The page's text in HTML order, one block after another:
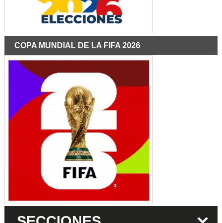
COPA MUNDIAL DE LA FIFA 2026